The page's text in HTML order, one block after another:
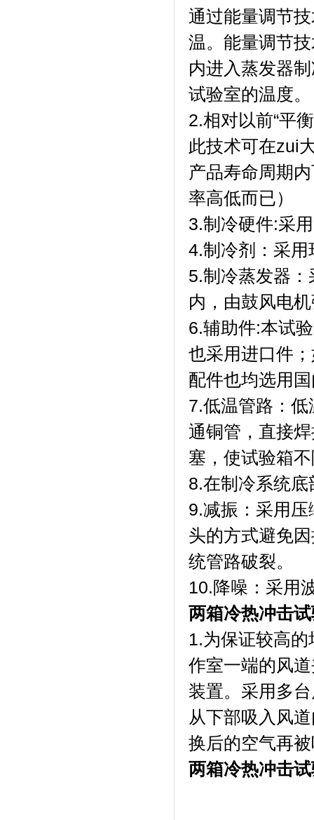
通过能量调节
温。能量调节
内进入蒸发器
试验室的温度。
2.相对以前“平
此技术可在zui
产品寿命周期
率高低而已）
3.制冷硬件:采
4.制冷剂：采
5.制冷蒸发器
内，由鼓风电
6.辅助件:本试
也采用进口件
配件也均选用
7.低温管路：
通铜管，直接
塞，使试验箱
8.在制冷系统
9.减振：采用
头的方式避免
统管路破裂。
10.降噪：采用
两箱冷热冲击
1.为保证较高
作室一端的风
装置。采用多
从下部吸入风
换后的空气再
两箱冷热冲击